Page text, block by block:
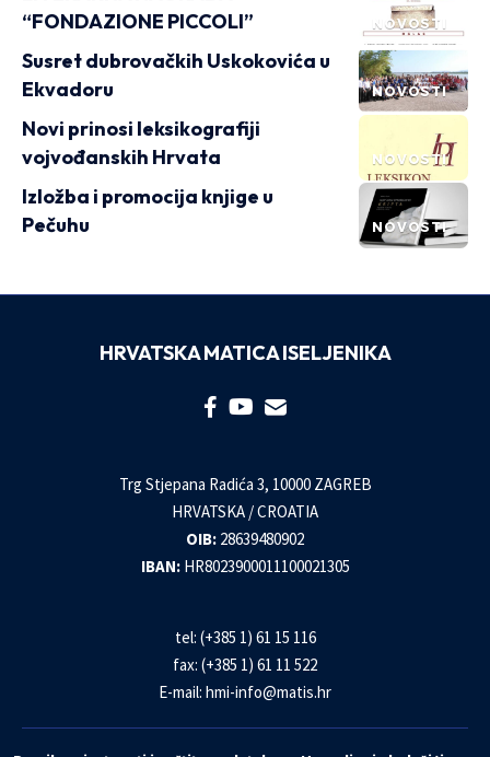
NOVOSTI
“FONDAZIONE PICCOLI”
NOVOSTI
Susret dubrovačkih Uskokovića u
Ekvadoru
NOVOSTI
Novi prinosi leksikografiji
vojvođanskih Hrvata
NOVOSTI
Izložba i promocija knjige u
Pečuhu
HRVATSKA MATICA ISELJENIKA
Trg Stjepana Radića 3, 10000 ZAGREB
HRVATSKA / CROATIA
OIB: 28639480902
IBAN: HR8023900011100021305
tel: (+385 1) 61 15 116
fax: (+385 1) 61 11 522
E-mail: hmi-info@matis.hr